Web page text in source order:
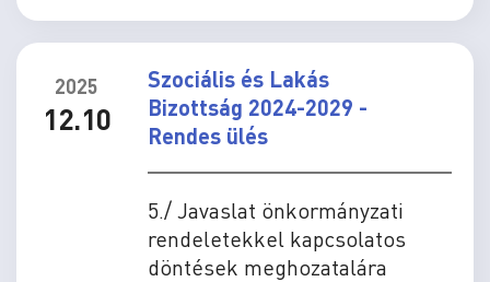
2025
12.10
Szociális és Lakás
Bizottság 2024-2029 -
Rendes ülés
5./ Javaslat önkormányzati
rendeletekkel kapcsolatos
döntések meghozatalára